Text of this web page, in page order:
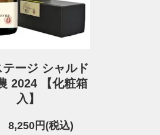
テージ シャルド
2024 【化粧箱
入】
8,250円(税込)